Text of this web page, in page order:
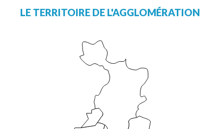
LE TERRITOIRE DE L'AGGLOMÉRATION